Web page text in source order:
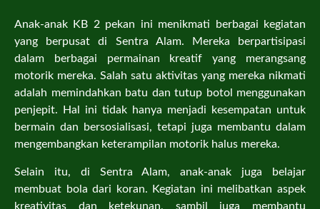
Anak-anak KB 2 pekan ini menikmati berbagai kegiatan
yang berpusat di Sentra Alam. Mereka berpartisipasi
dalam berbagai permainan kreatif yang merangsang
motorik mereka. Salah satu aktivitas yang mereka nikmati
adalah memindahkan batu dan tutup botol menggunakan
penjepit. Hal ini tidak hanya menjadi kesempatan untuk
bermain dan bersosialisasi, tetapi juga membantu dalam
mengembangkan keterampilan motorik halus mereka.
Selain itu, di Sentra Alam, anak-anak juga belajar
membuat bola dari koran. Kegiatan ini melibatkan aspek
kreativitas dan ketekunan, sambil juga membantu